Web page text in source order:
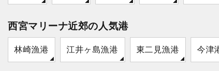
西宮マリーナ近郊の人気港
林崎漁港 江井ヶ島漁港 東二見漁港 今津